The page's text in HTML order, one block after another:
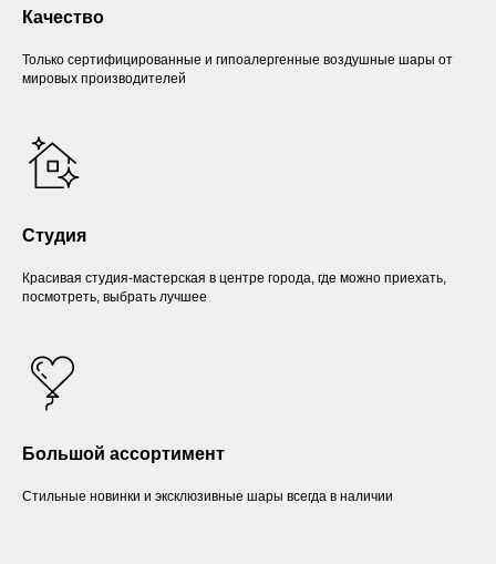
Качество
Только сертифицированные и гипоалергенные воздушные шары от
мировых производителей
Студия
Красивая студия-мастерская в центре города, где можно приехать,
посмотреть, выбрать лучшее
Большой ассортимент
Стильные новинки и эксклюзивные шары всегда в наличии